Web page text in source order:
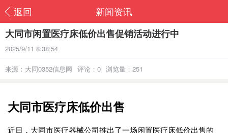
返回
新闻资讯
大同市闲置医疗床低价出售促销活动进行中
2025/9/11 8:38:54
来源：大同0352信息网 评论：0 浏览量：251
大同市医疗床低价出售
近日，大同市医疗器械公司推出了一场闲置医疗床低价出售的